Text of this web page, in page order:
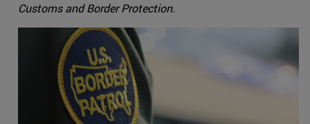
Customs and Border Protection.